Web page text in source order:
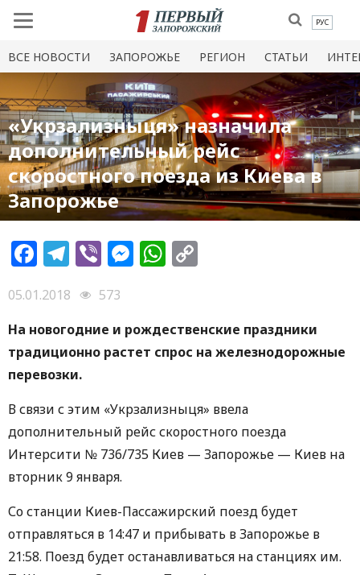
РУС
ВСЕ НОВОСТИ ЗАПОРОЖЬЕ РЕГИОН СТАТЬИ
«Укрзализныця» назначила
дополнительный рейс
скоростного поезда из Киева в
Запорожье
Facebook
Telegram
ViberMessenger
WhatsApp
05.01.2018
573
На новогодние и рождественские праздники
традиционно растет спрос на железнодорожные
перевозки.
В связи с этим «Укрзализныця» ввела
дополнительный рейс скоростного поезда
Интерсити № 736/735 Киев — Запорожье — Киев на
вторник 9 января.
Со станции Киев-Пассажирский поезд будет
отправляться в 14:47 и прибывать в Запорожье в
21:58. Поезд будет останавливаться на станциях им.